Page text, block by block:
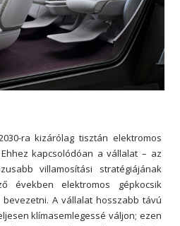
ra kizárólag tisztán elektromos
kapcsolódóan a vállalat – az
villamosítási stratégiájának
években elektromos gépkocsik
A vállalat hosszabb távú
klímasemlegessé váljon; ezen